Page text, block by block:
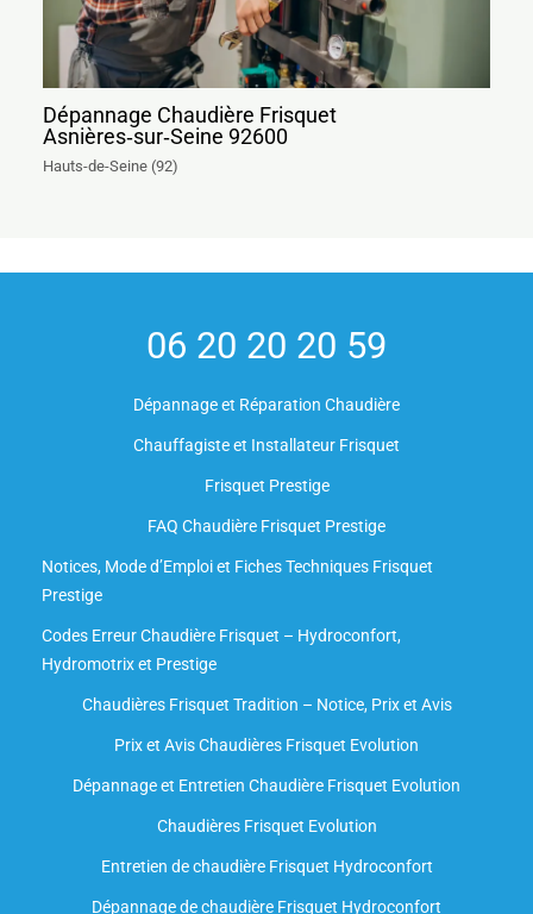
Dépannage Chaudière Frisquet
Asnières‑sur‑Seine 92600
Hauts-de-Seine (92)
06 20 20 20 59
Dépannage et Réparation Chaudière
Chauffagiste et Installateur Frisquet
Frisquet Prestige
FAQ Chaudière Frisquet Prestige
Notices, Mode d’Emploi et Fiches Techniques Frisquet
Prestige
Codes Erreur Chaudière Frisquet – Hydroconfort,
Hydromotrix et Prestige
Chaudières Frisquet Tradition – Notice, Prix et Avis
Prix et Avis Chaudières Frisquet Evolution
Dépannage et Entretien Chaudière Frisquet Evolution​
Chaudières Frisquet Evolution
Entretien de chaudière Frisquet Hydroconfort
Dépannage de chaudière Frisquet Hydroconfort